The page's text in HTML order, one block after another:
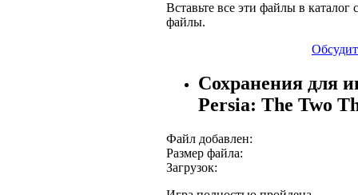
Вставьте все эти файлы в каталог
файлы.
Сохранения для
Persia: The Two
Файл добавлен:
Размер файла:
Загрузок: